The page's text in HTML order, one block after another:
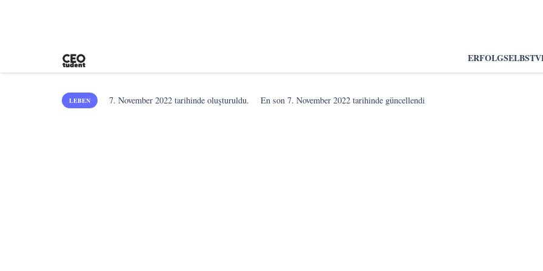
ERFOLG
LEBEN 7. November 2022 tarihinde oluşturuldu. En son7. November 2022 tarihinde güncellendi